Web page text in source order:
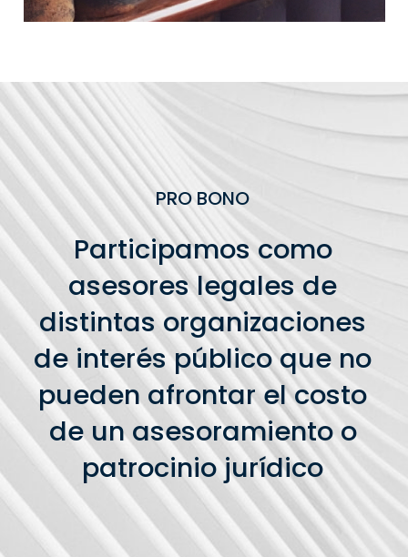
PRO BONO
Participamos como
asesores legales de
distintas organizaciones
de interés público que no
pueden afrontar el costo
de un asesoramiento o
patrocinio jurídico